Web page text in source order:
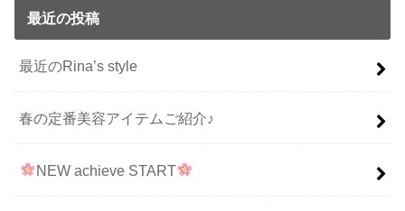
最近の投稿
最近のRina’s style
春の定番美容アイテムご紹介♪
NEW achieve START